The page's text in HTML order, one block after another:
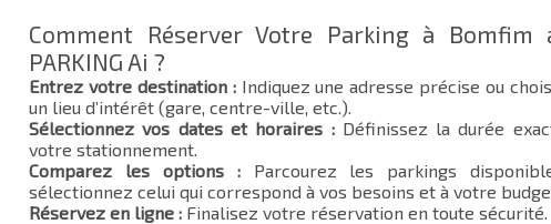
Comment Réserver Votre Parking à Bomfim
PARKING Ai ?
Entrez votre destination :Indiquez une adresse précise ou
un lieu d’intérêt (gare, centre-ville, etc.).
Sélectionnez vos dates et horaires :Définissez la durée
votre stationnement.
Comparez les options :Parcourez les parkings
sélectionnez celui qui correspond à vos besoins et à votre
Réservez en ligne : Finalisez votre réservation en toute sécurité.